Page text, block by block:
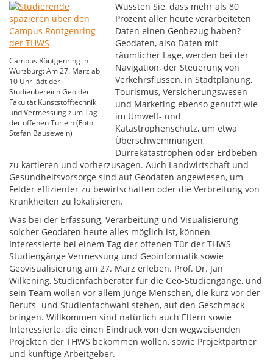
Campus Röntgenring in
Würzburg: Am 27. März ab
10 Uhr lädt der
Studienbereich Geo der
Fakultät Kunststofftechnik
und Vermessung zum Tag
der offenen Tür ein (Foto:
Stefan Bausewein)
Wussten Sie, dass mehr als 80
Prozent aller heute verarbeiteten
Daten einen Geobezug haben?
Geodaten, also Daten mit
räumlicher Lage, werden bei der
Navigation, der Steuerung von
Verkehrsflüssen, in Stadtplanung,
Tourismus, Versicherungswesen
und Marketing ebenso genutzt wie
im Umwelt- und
Katastrophenschutz, um etwa
Überschwemmungen,
Dürrekatastrophen oder Erdbeben
zu kartieren und vorherzusagen. Auch Landwirtschaft und
Gesundheitsvorsorge sind auf Geodaten angewiesen, um
Felder effizienter zu bewirtschaften oder die Verbreitung von
Krankheiten zu lokalisieren.
Was bei der Erfassung, Verarbeitung und Visualisierung
solcher Geodaten heute alles möglich ist, können
Interessierte bei einem Tag der offenen Tür der THWS-
Studiengänge Vermessung und Geoinformatik sowie
Geovisualisierung am 27. März erleben. Prof. Dr. Jan
Wilkening, Studienfachberater für die Geo-Studiengänge, und
sein Team wollen vor allem junge Menschen, die kurz vor der
Berufs- und Studienfachwahl stehen, auf den Geschmack
bringen. Willkommen sind natürlich auch Eltern sowie
Interessierte, die einen Eindruck von den wegweisenden
Projekten der THWS bekommen wollen, sowie Projektpartner
und künftige Arbeitgeber.